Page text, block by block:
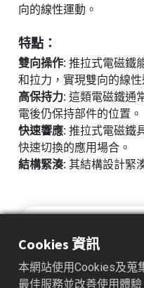
向的線性運動。
特點：
雙向操作: 推拉式電磁鐵
和拉力，實現雙向的線性
高保持力: 這類電磁鐵通
電後仍保持部件的位置。
快速響應: 推拉式電磁鐵
快速切換的應用場合。
結構緊湊: 其結構設計緊
Cookies 資訊
本網站使用Cookies及蒐
最佳服務並改善使用體